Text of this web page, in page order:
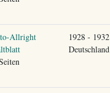
Allright
1928 - 1932
Deutschland